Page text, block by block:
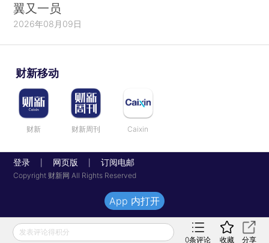
翼又一员
2026年08月09日
财新移动
财新 财新周刊 Caixin
登录 网页版 订阅电邮
Copyright 财新网 All Rights Reserved
发表评论得积分
0条评论 收藏 分享
App 内打开